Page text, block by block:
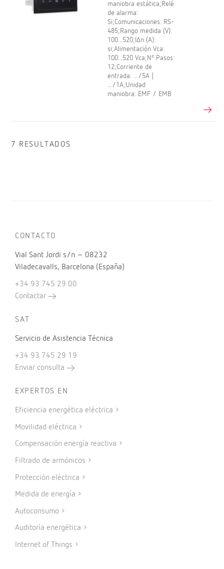
maniobra estática;Relé
de alarma:
Si;Comunicaciones: RS-
485;Rango medida (V):
100...520;IΔn (A):
si;Alimentación Vca:
100...520 Vca;Nº Pasos:
12;Corriente de
entrada: .../5A |
.../1A;Unidad
maniobra: EMF / EMB
7 RESULTADOS
CONTACTO
Vial Sant Jordi s/n – 08232
Viladecavalls, Barcelona (España)
+34 93 745 29 00
Contactar
SAT
Servicio de Asistencia Técnica
+34 93 745 29 19
Enviar consulta
EXPERTOS EN
Eficiencia energética eléctrica
Movilidad eléctrica
Compensación energía reactiva
Filtrado de armónicos
Protección eléctrica
Medida de energía
Autoconsumo
Auditoría energética
Internet of Things